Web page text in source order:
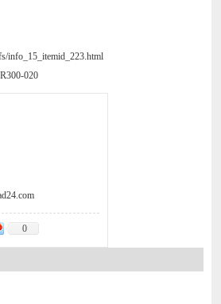
info_15_itemid_223.html
020
0